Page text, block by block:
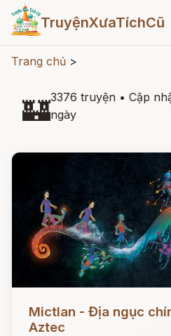
TruyệnXưaTíchCũ
Trang chủ >
🏰3376 truyện • Cập
ngày
Mictlan - Địa ngục
Aztec